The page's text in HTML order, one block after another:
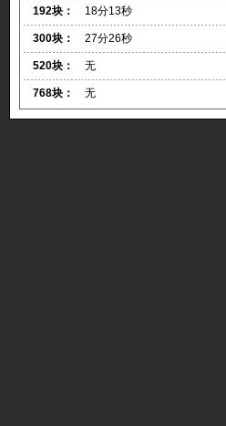
192块： 18分13秒
300块： 27分26秒
520块： 无
768块： 无